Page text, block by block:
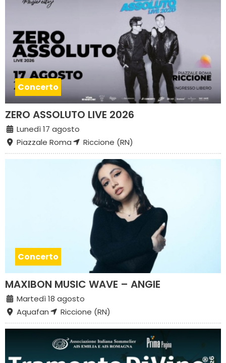
Concerto
ZERO ASSOLUTO LIVE 2026
Lunedì 17 agosto
Piazzale Roma
Riccione (RN)
Concerto
MAXIBON MUSIC WAVE – ANGIE
Martedì 18 agosto
Aquafan
Riccione (RN)